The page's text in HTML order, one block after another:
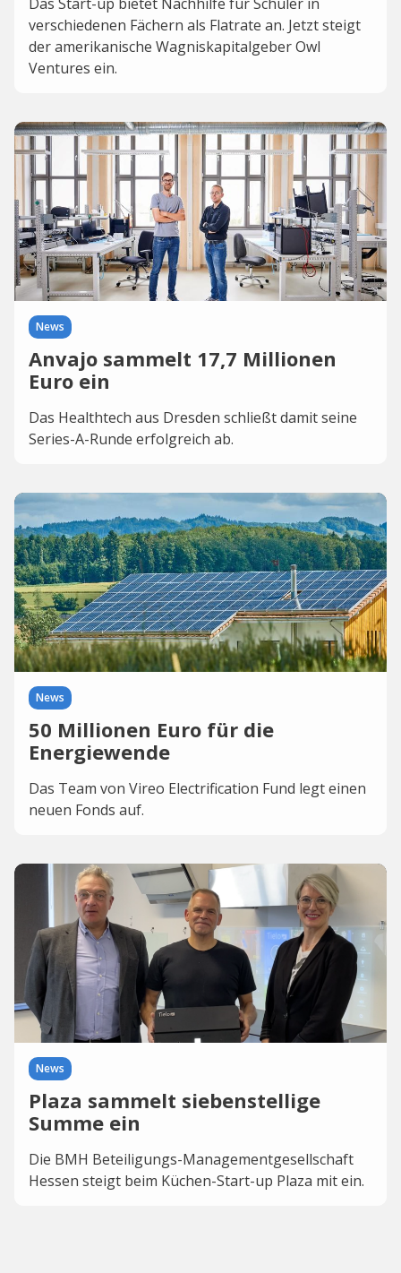
verschiedenen Fächern als Flatrate an. Jetzt steigt
der amerikanische Wagniskapitalgeber Owl
Ventures ein.
News
Anvajo sammelt 17,7 Millionen
Euro ein
Das Healthtech aus Dresden schließt damit seine
Series-A-Runde erfolgreich ab.
News
50 Millionen Euro für die
Energiewende
Das Team von Vireo Electrification Fund legt einen
neuen Fonds auf.
News
Plaza sammelt siebenstellige
Summe ein
Die BMH Beteiligungs-Managementgesellschaft
Hessen steigt beim Küchen-Start-up Plaza mit ein.